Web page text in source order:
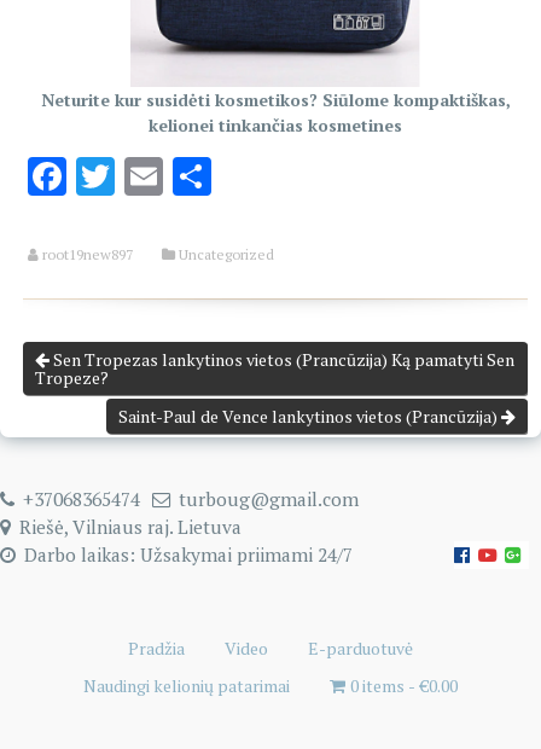
Neturite kur susidėti kosmetikos? Siūlome kompaktiškas,
kelionei tinkančias kosmetines
Facebook
Twitter
Email
root19new897 Uncategorized
Sen Tropezas lankytinos vietos (Prancūzija) Ką pamatyti Sen
Tropeze?
Saint-Paul de Vence lankytinos vietos (Prancūzija)
+37068365474
turboug@gmail.com
Riešė, Vilniaus raj. Lietuva
Darbo laikas: Užsakymai priimami 24/7
Pradžia Video
E-parduotuvė
Naudingi kelionių patarimai
0 items €0.00